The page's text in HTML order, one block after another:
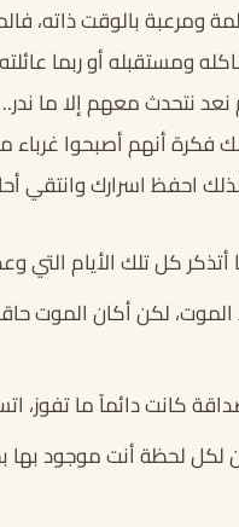
ومرعبة بالوقت
ومستقبله أو ربما
نتحدث معهم إلا ما
فكرة أنهم أصبحوا
لذلك احفظ اسرارك وانتقي
كل تلك الأيام التي
الموت، لكن أكان الموت
كانت دائماً ما تفوز،
لكل لحظة أنت موجود بها